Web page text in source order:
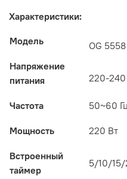
Характеристики:
Модель
OG 5558
Напряжение
питания
220-
Частота 50~60
Мощность 220 Вт
Встроенный
таймер
5/10/